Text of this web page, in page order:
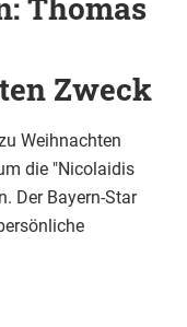
Zweck
Weihnachten
die "Nicolaidis
Der Bayern-Star